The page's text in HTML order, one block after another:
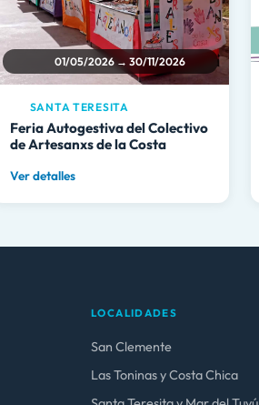
01/05/2026 → 30/11/2026
SANTA TERESITA
Feria Autogestiva del Colectivo
de Artesanxs de la Costa
Ver detalles
LOCALIDADES
San Clemente
Las Toninas y Costa Chica